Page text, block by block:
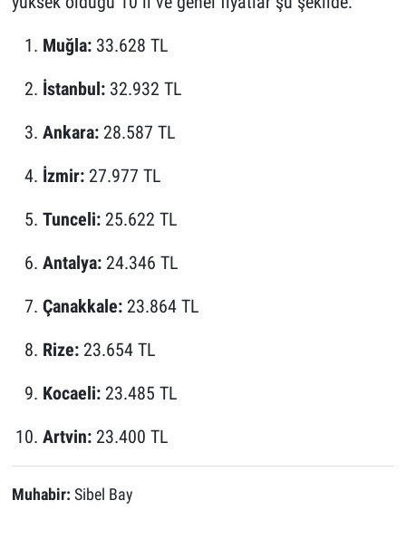
Muğla:33.628 TL
İstanbul:32.932 TL
Ankara:28.587 TL
İzmir:27.977 TL
Tunceli:25.622 TL
Antalya:24.346 TL
Çanakkale:23.864 TL
Rize:23.654 TL
Kocaeli:23.485 TL
Artvin:23.400 TL
Muhabir: Sibel Bay